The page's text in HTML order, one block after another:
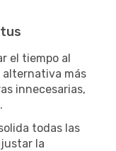
el tiempo al
alternativa más
innecesarias,
todas las
la